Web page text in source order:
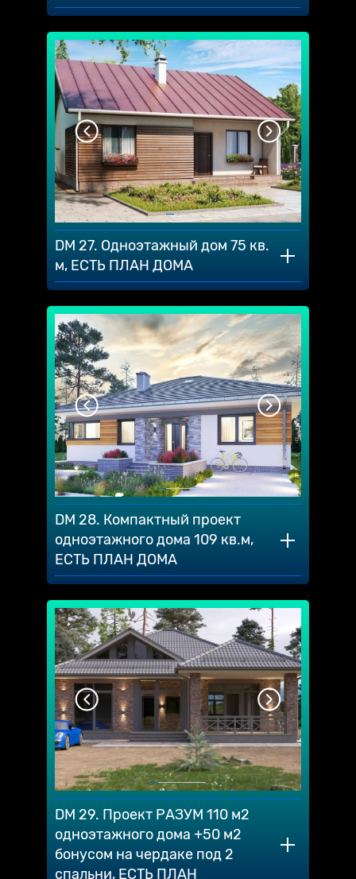
DM 27. Oднoэтaжный дoм 75 кв.
м, ЕСТЬ ПЛАН ДОМА
DM 28. Компактный проект
одноэтажного дома 109 кв.м,
ЕСТЬ ПЛАН ДОМА
DM 29. Проект РАЗУМ 110 м2
одноэтажного дома +50 м2
бонусом на чердаке под 2
спальни, ЕСТЬ ПЛАН